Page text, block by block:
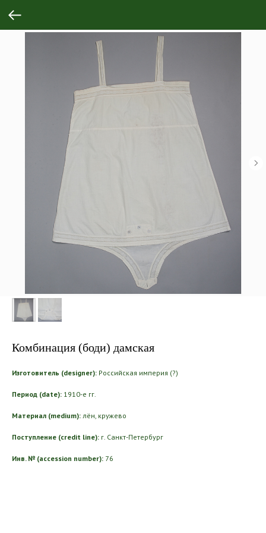
Комбинация (боди) дамская
Изготовитель (designer): Российская империя (?)
Период (date): 1910-е гг.
Материал (medium): лён, кружево
Поступление (credit line): г. Санкт-Петербург
Инв. № (accession number): 76